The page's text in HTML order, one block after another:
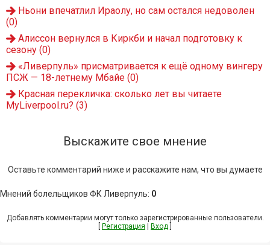
Ньони впечатлил Ираолу, но сам остался недоволен
(0)
Алиссон вернулся в Киркби и начал подготовку к
сезону (0)
«Ливерпуль» присматривается к ещё одному вингеру
ПСЖ — 18-летнему Мбайе (0)
Красная перекличка: сколько лет вы читаете
MyLiverpool.ru? (3)
Выскажите свое мнение
Оставьте комментарий ниже и расскажите нам, что вы думаете
Мнений болельщиков ФК Ливерпуль: 0
Добавлять комментарии могут только зарегистрированные пользователи.
Регистрация Вход